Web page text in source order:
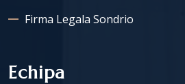
Firma Legala Sondrio
Echipa